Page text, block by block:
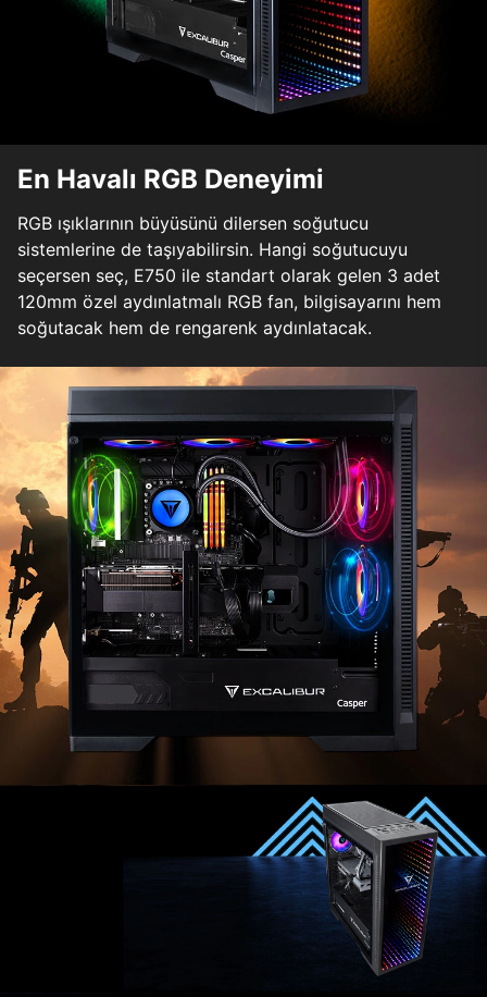
En Havalı RGB Deneyimi
RGB ışıklarının büyüsünü dilersen soğutucu
sistemlerine de taşıyabilirsin. Hangi soğutucuyu
seçersen seç, E750 ile standart olarak gelen 3 adet
120mm özel aydınlatmalı RGB fan, bilgisayarını hem
soğutacak hem de rengarenk aydınlatacak.